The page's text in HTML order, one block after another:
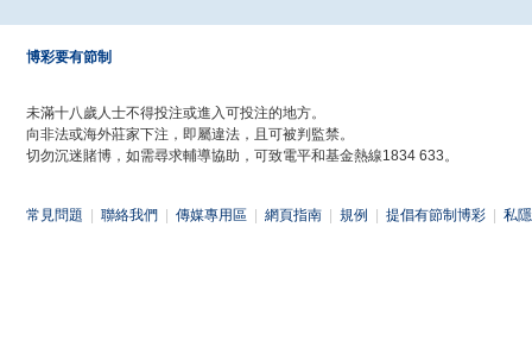
博彩要有節制
未滿十八歲人士不得投注或進入可投注的地方。
向非法或海外莊家下注，即屬違法，且可被判監禁。
切勿沉迷賭博，如需尋求輔導協助，可致電平和基金熱線1834 633。
常見問題 聯絡我們 傳媒專用區 網頁指南 規例 提倡有節制博彩 私